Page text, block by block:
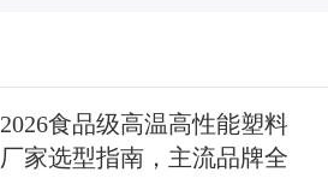
2026食品级高温高性能塑料
厂家选型指南，主流品牌全